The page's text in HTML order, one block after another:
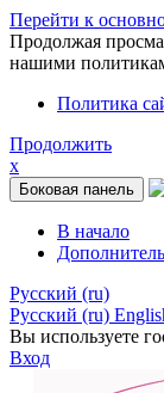
Перейти к
Продолжая
нашими
Политика
Продолжить
x
Боковая панель
В начало
Русский ‎(ru)‎
Русский ‎(ru)‎
Вы используете
Вход